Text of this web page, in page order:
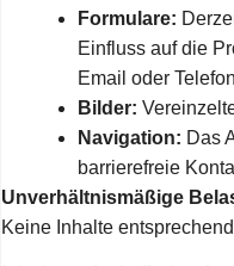
Formulare:
Einfluss auf die
Email oder
Bilder:
Navigation: Das
barrierefreie
Unverhältnismäßige
Keine Inhalte